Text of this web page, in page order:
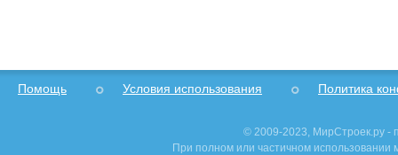
Помощь Условия использования Политика
© 2009-2023, МирСтроек.ру -
При полном или частичном использовании